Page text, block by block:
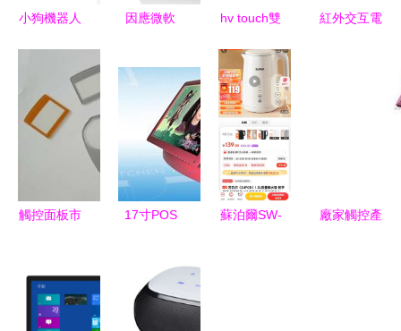
小狗機器人
投影 重新
定義人機交
互的嶄新嘗
因應微軟
觸控型產品
小,中,大屏
觸控應用設
計要求
hv touch雙
一體機hv
208b 產品
展示 廣州
3m譽思觸
控 全國經
銷商
紅外交互電
觸控面板市
墨與玻璃油
墨應用解析
17寸POS
數字化餐飲
與零售的新
一代智能終
蘇泊爾SW-
廠家觸控產